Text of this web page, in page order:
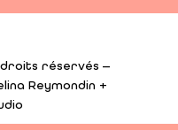
droits réservés —
Reymondin +